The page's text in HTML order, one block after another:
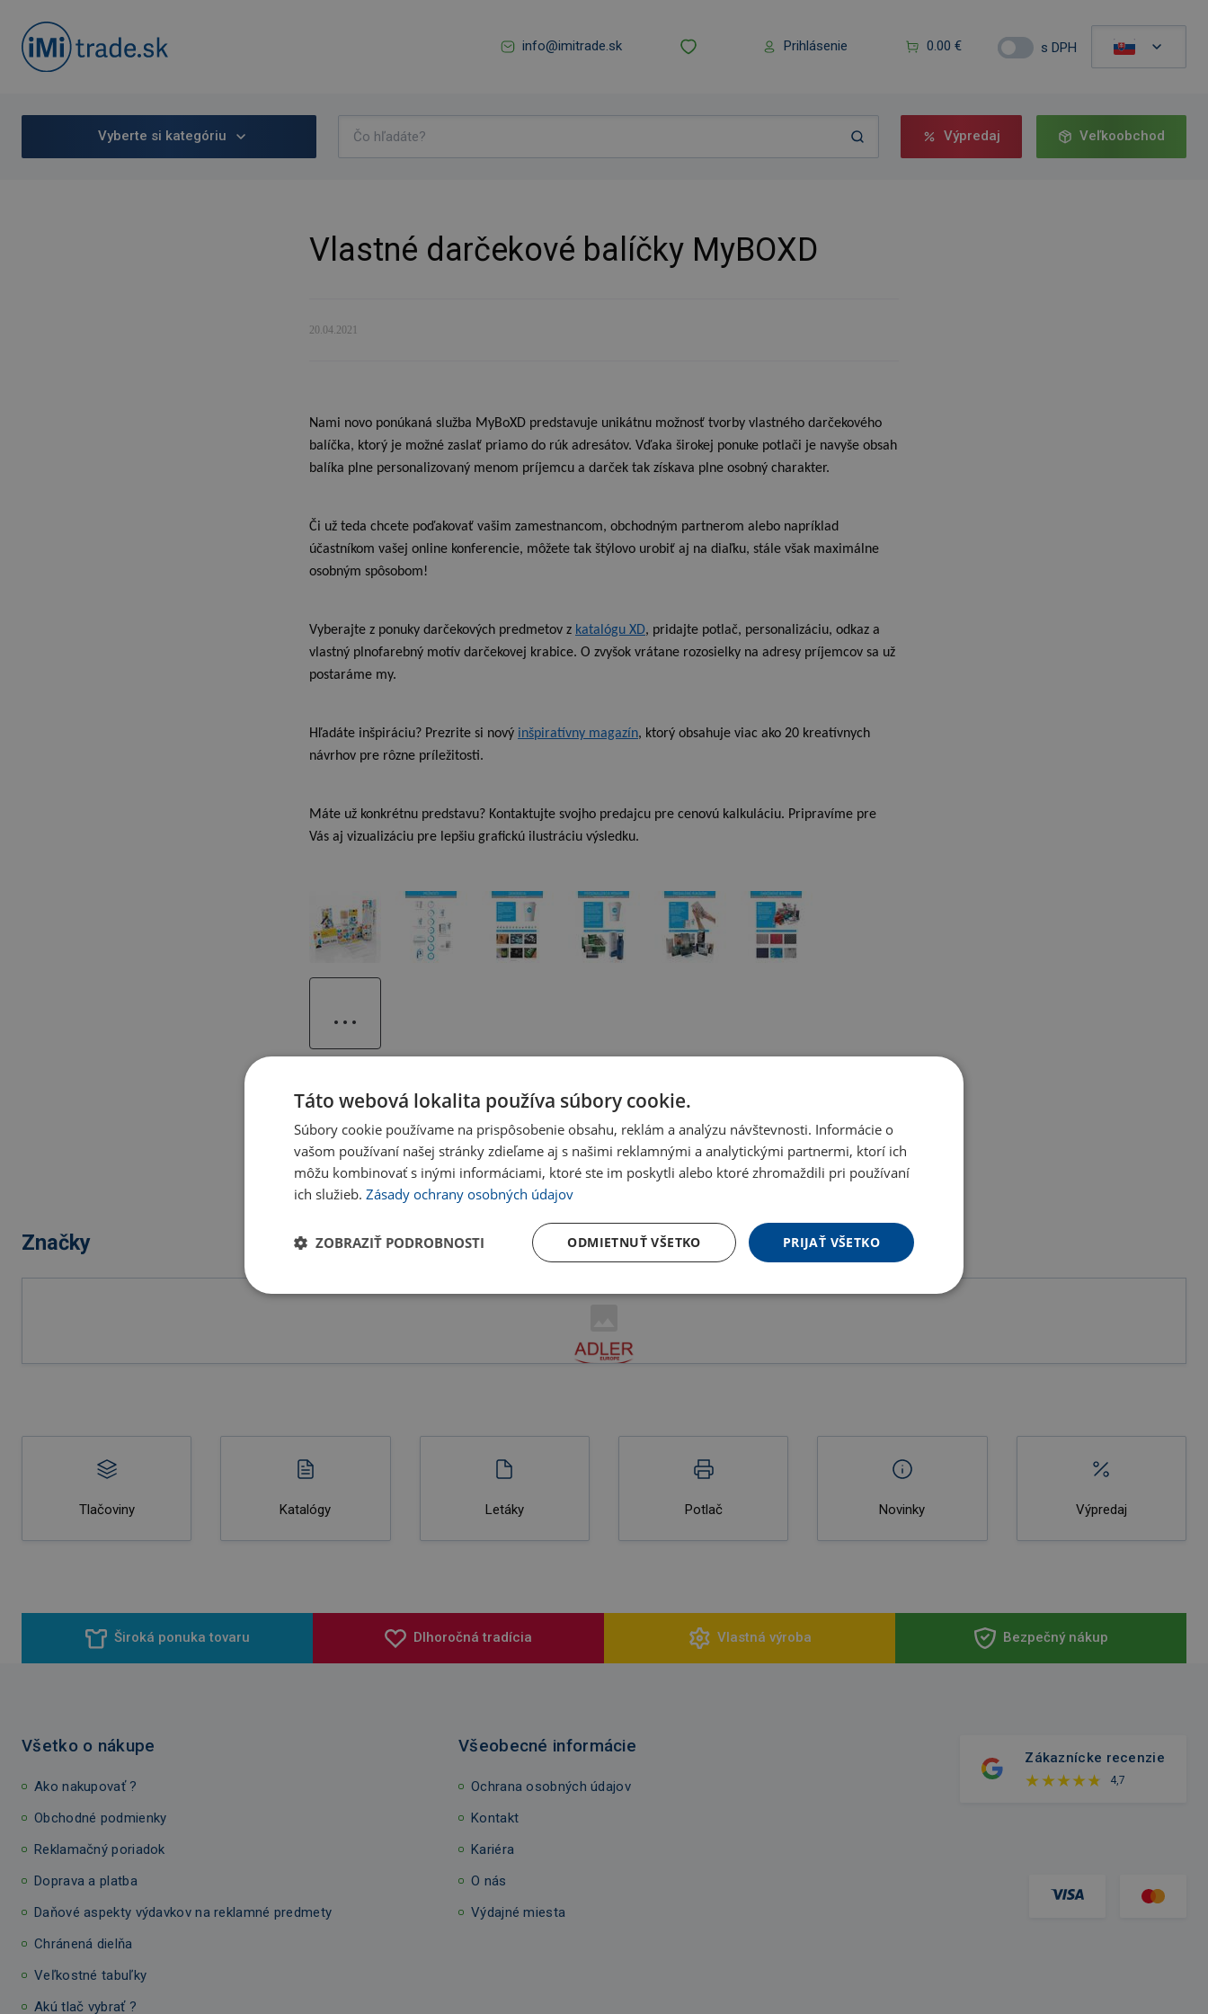
info@imitrade.sk Prihlásenie 0.00 € s DPH
Vyberte si kategóriu Výpredaj Veľkoobchod
Vlastné darčekové balíčky MyBOXD
20.04.2021
Nami novo ponúkaná služba MyBoXD predstavuje unikátnu možnosť tvorby vlastného darčekového
balíčka, ktorý je možné zaslať priamo do rúk adresátov. Vďaka širokej ponuke potlači je navyše obsah
balíka plne personalizovaný menom príjemcu a darček tak získava plne osobný charakter.
Či už teda chcete poďakovať vašim zamestnancom, obchodným partnerom alebo napríklad
účastníkom vašej online konferencie, môžete tak štýlovo urobiť aj na diaľku, stále však maximálne
osobným spôsobom!
Vyberajte z ponuky darčekových predmetov z katalógu XD, pridajte potlač, personalizáciu, odkaz a
vlastný plnofarebný motív darčekovej krabice. O zvyšok vrátane rozosielky na adresy príjemcov sa už
postaráme my.
Hľadáte inšpiráciu? Prezrite si nový inšpiratívny magazín, ktorý obsahuje viac ako 20 kreatívnych
návrhov pre rôzne príležitosti.
Máte už konkrétnu predstavu? Kontaktujte svojho predajcu pre cenovú kalkuláciu. Pripravíme pre
Vás aj vizualizáciu pre lepšiu grafickú ilustráciu výsledku.
...
Značky
Tlačoviny Katalógy Letáky Potlač Novinky Výpredaj
Široká ponuka tovaru Dlhoročná tradícia Vlastná výroba Bezpečný nákup
Všetko o nákupe
Ako nakupovať ?
Obchodné podmienky
Reklamačný poriadok
Doprava a platba
Daňové aspekty výdavkov na reklamné predmety
Chránená dielňa
Veľkostné tabuľky
Akú tlač vybrať ?
Všeobecné informácie
Ochrana osobných údajov
Kontakt
Kariéra
O nás
Výdajné miesta
Zákaznícke recenzie
4,7
Táto webová lokalita používa súbory cookie.
Súbory cookie používame na prispôsobenie obsahu, reklám a analýzu návštevnosti. Informácie o
vašom používaní našej stránky zdieľame aj s našimi reklamnými a analytickými partnermi, ktorí ich
môžu kombinovať s inými informáciami, ktoré ste im poskytli alebo ktoré zhromaždili pri používaní
ich služieb. Zásady ochrany osobných údajov
PRIJAŤ VŠETKO
ODMIETNUŤ VŠETKO
ZOBRAZIŤ PODROBNOSTI